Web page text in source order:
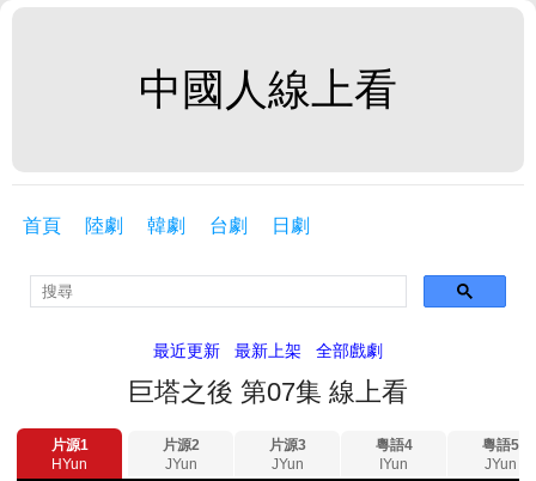
中國人線上看
首頁 陸劇 韓劇 台劇 日劇
最近更新 最新上架 全部戲劇
巨塔之後 第07集 線上看
片源1
HYun
片源2
JYun
片源3
JYun
粵語4
IYun
粵語5
JYun